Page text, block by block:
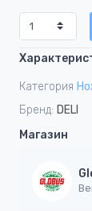
Категория
Бренд: DELI
Магазин